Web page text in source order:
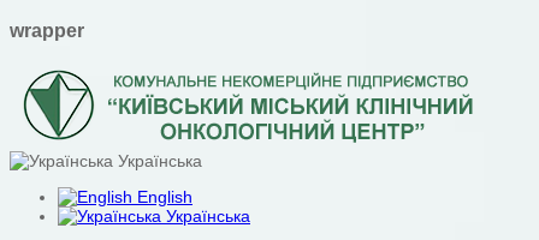
wrapper
Українська
English
Українська